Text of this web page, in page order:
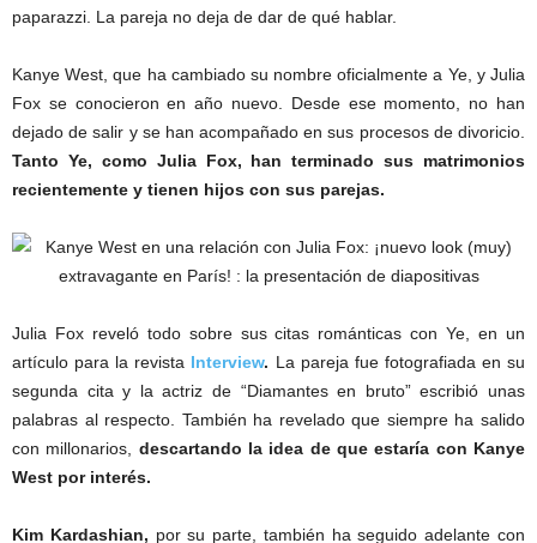
paparazzi. La pareja no deja de dar de qué hablar.
Kanye West, que ha cambiado su nombre oficialmente a Ye, y Julia
Fox se conocieron en año nuevo. Desde ese momento, no han
dejado de salir y se han acompañado en sus procesos de divoricio.
Tanto Ye, como Julia Fox, han terminado sus matrimonios
recientemente y tienen hijos con sus parejas.
Julia Fox reveló todo sobre sus citas románticas con Ye, en un
artículo para la revista Interview. La pareja fue fotografiada en su
segunda cita y la actriz de “Diamantes en bruto” escribió unas
palabras al respecto. También ha revelado que siempre ha salido
con millonarios, descartando la idea de que estaría con Kanye
West por interés.
Kim Kardashian, por su parte, también ha seguido adelante con